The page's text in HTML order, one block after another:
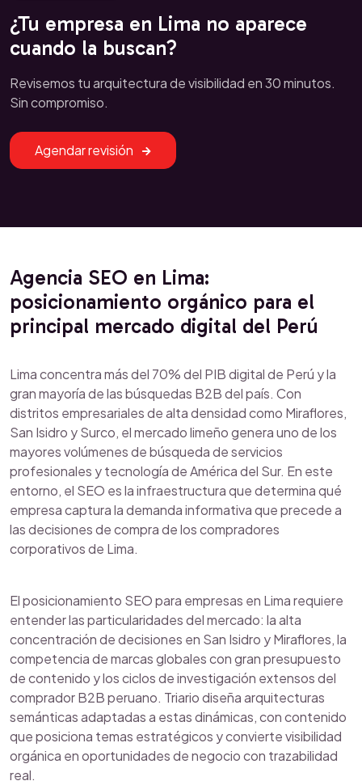
¿Tu empresa en Lima no aparece
cuando la buscan?
Revisemos tu arquitectura de visibilidad en 30 minutos.
Sin compromiso.
Agendar revisión
Agencia SEO en Lima:
posicionamiento orgánico para el
principal mercado digital del Perú
Lima concentra más del 70% del PIB digital de Perú y la
gran mayoría de las búsquedas B2B del país. Con
distritos empresariales de alta densidad como Miraflores,
San Isidro y Surco, el mercado limeño genera uno de los
mayores volúmenes de búsqueda de servicios
profesionales y tecnología de América del Sur. En este
entorno, el SEO es la infraestructura que determina qué
empresa captura la demanda informativa que precede a
las decisiones de compra de los compradores
corporativos de Lima.
El posicionamiento SEO para empresas en Lima requiere
entender las particularidades del mercado: la alta
concentración de decisiones en San Isidro y Miraflores, la
competencia de marcas globales con gran presupuesto
de contenido y los ciclos de investigación extensos del
comprador B2B peruano. Triario diseña arquitecturas
semánticas adaptadas a estas dinámicas, con contenido
que posiciona temas estratégicos y convierte visibilidad
orgánica en oportunidades de negocio con trazabilidad
real.